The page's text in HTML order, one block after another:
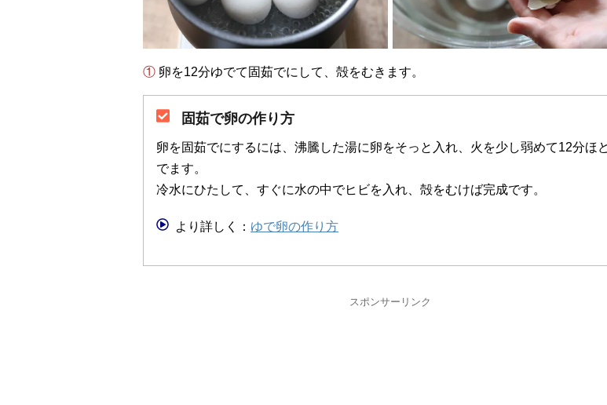
① 卵を12分ゆでて固茹でにして、殻をむきます。
固茹で卵の作り方
卵を固茹でにするには、沸騰した湯に卵をそっと入れ、火を少し弱めて12分ほ
でます。
冷水にひたして、すぐに水の中でヒビを入れ、殻をむけば完成です。
より詳しく： ゆで卵の作り方
スポンサーリンク